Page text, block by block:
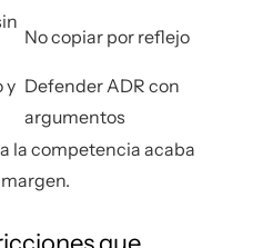
No copiar por reflejo
y Defender ADR con
argumentos
la competencia acaba